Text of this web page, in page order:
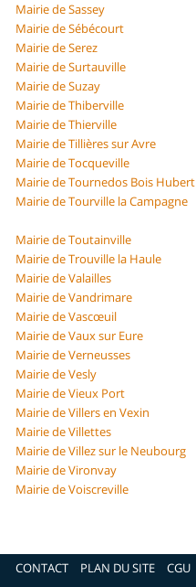
Mairie de Sassey
Mairie de Sébécourt
Mairie de Serez
Mairie de Surtauville
Mairie de Suzay
Mairie de Thiberville
Mairie de Thierville
Mairie de Tillières sur Avre
Mairie de Tocqueville
Mairie de Tournedos Bois Hubert
Mairie de Tourville la Campagne
Mairie de Toutainville
Mairie de Trouville la Haule
Mairie de Valailles
Mairie de Vandrimare
Mairie de Vascœuil
Mairie de Vaux sur Eure
Mairie de Verneusses
Mairie de Vesly
Mairie de Vieux Port
Mairie de Villers en Vexin
Mairie de Villettes
Mairie de Villez sur le Neubourg
Mairie de Vironvay
Mairie de Voiscreville
CONTACT PLAN DU SITE CGU